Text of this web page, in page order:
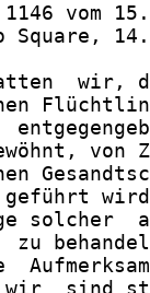
vom
Square,
wir,
von
solcher
zu
sind